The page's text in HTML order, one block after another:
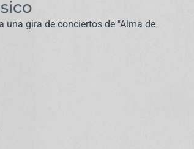
una gira de conciertos de "Alma de